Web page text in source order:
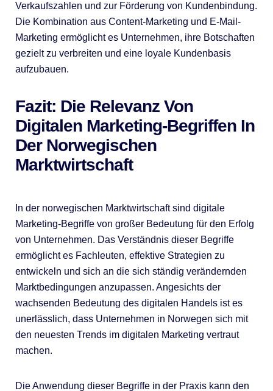
Verkaufszahlen und zur Förderung von Kundenbindung.
Die Kombination aus Content-Marketing und E-Mail-
Marketing ermöglicht es Unternehmen, ihre Botschaften
gezielt zu verbreiten und eine loyale Kundenbasis
aufzubauen.
Fazit: Die Relevanz Von
Digitalen Marketing-Begriffen In
Der Norwegischen
Marktwirtschaft
In der norwegischen Marktwirtschaft sind digitale
Marketing-Begriffe von großer Bedeutung für den Erfolg
von Unternehmen. Das Verständnis dieser Begriffe
ermöglicht es Fachleuten, effektive Strategien zu
entwickeln und sich an die sich ständig verändernden
Marktbedingungen anzupassen. Angesichts der
wachsenden Bedeutung des digitalen Handels ist es
unerlässlich, dass Unternehmen in Norwegen sich mit
den neuesten Trends im digitalen Marketing vertraut
machen.
Die Anwendung dieser Begriffe in der Praxis kann den